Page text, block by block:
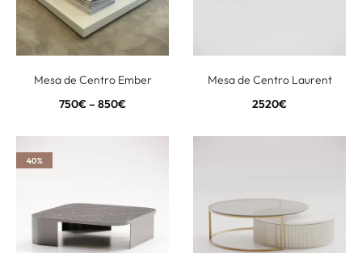
Mesa de Centro Ember
750€– 850€
Mesa de Centro Laurent
2520€
40%